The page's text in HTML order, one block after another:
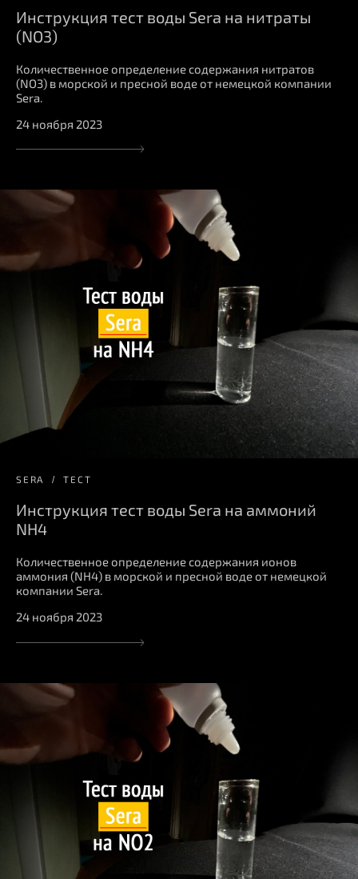
Инструкция тест воды Sera на нитраты
(NO3)
Количественное определение содержания нитратов
(NO3) в морской и пресной воде от немецкой компании
Sera.
24 ноября 2023
SERA ТЕСТ
Инструкция тест воды Sera на аммоний
NH4
Количественное определение содержания ионов
аммония (NH4) в морской и пресной воде от немецкой
компании Sera.
24 ноября 2023